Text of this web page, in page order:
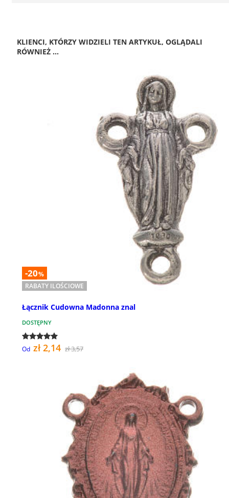
KLIENCI, KTÓRZY WIDZIELI TEN ARTYKUŁ, OGLĄDALI
RÓWNIEŻ ...
-20%
RABATY ILOŚCIOWE
Łącznik Cudowna Madonna znal
DOSTĘPNY
Od zł 2,14 zł 3,57